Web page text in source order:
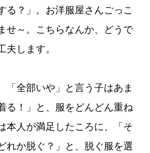
る？」。お洋服屋さんごっこ
せ～。こちらなんか、どうで
します。
「全部いや」と言う子はあま
る！」と、服をどんどん重ね
本人が満足したころに、「そ
れか脱ぐ？」と、脱ぐ服を選